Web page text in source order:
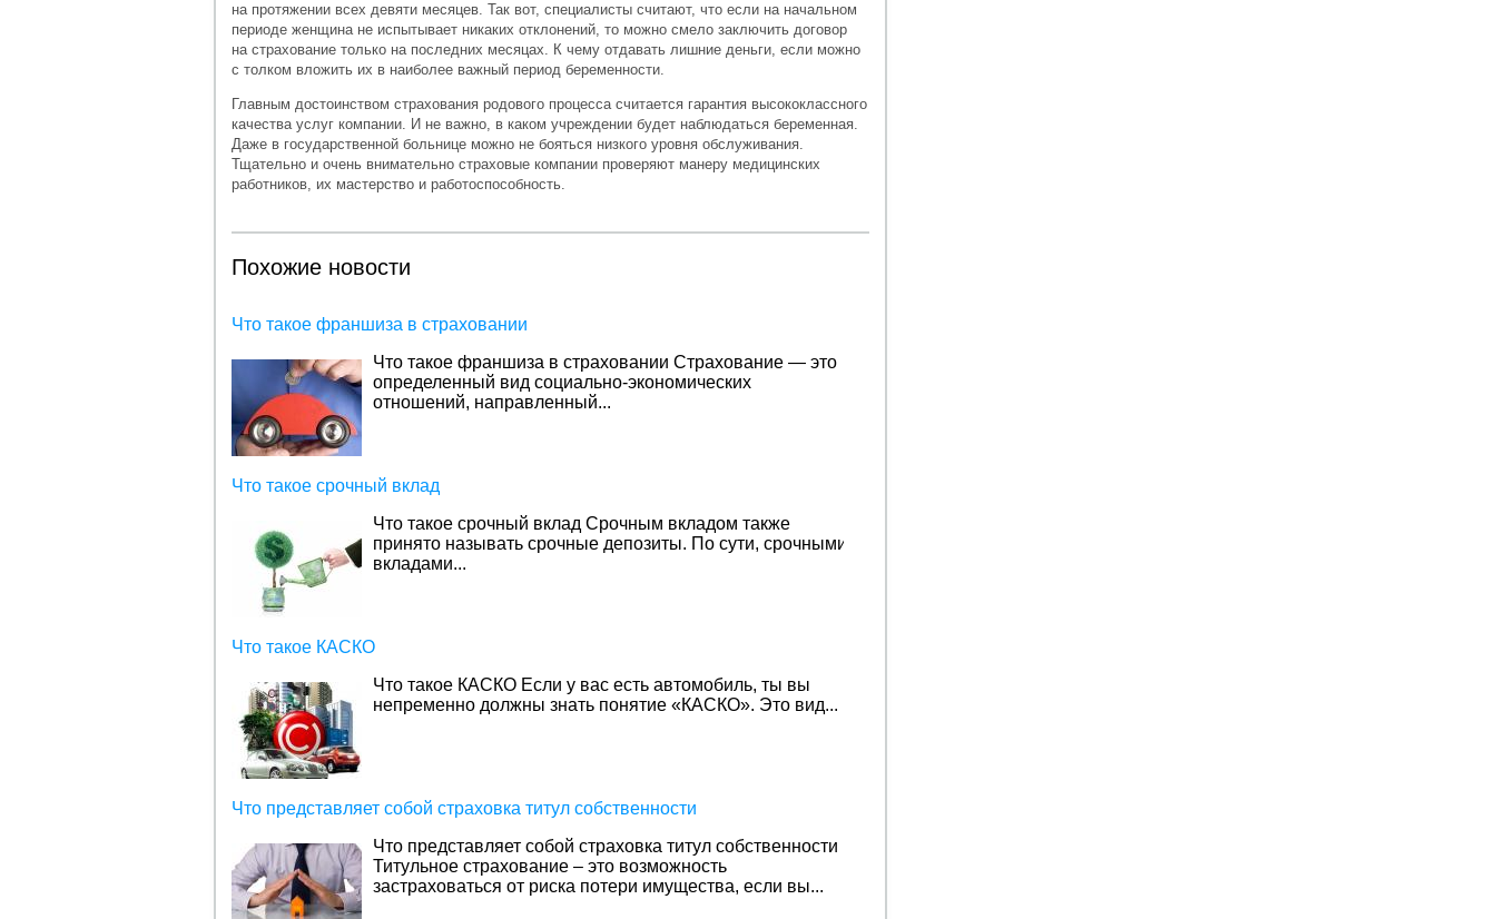
на протяжении всех девяти месяцев. Так вот, специалисты считают, что если на начальном
периоде женщина не испытывает никаких отклонений, то можно смело заключить договор
на страхование только на последних месяцах. К чему отдавать лишние деньги, если можно
с толком вложить их в наиболее важный период беременности.
Главным достоинством страхования родового процесса считается гарантия высококлассного
качества услуг компании. И не важно, в каком учреждении будет наблюдаться беременная.
Даже в государственной больнице можно не бояться низкого уровня обслуживания.
Тщательно и очень внимательно страховые компании проверяют манеру медицинских
работников, их мастерство и работоспособность.
Похожие новости
Что такое франшиза в страховании
Что такое франшиза в страховании Страхование — это
определенный вид социально-экономических
отношений, направленный...
Что такое срочный вклад
Что такое срочный вклад Срочным вкладом также
принято называть срочные депозиты. По сути, срочными
вкладами...
Что такое КАСКО
Что такое КАСКО Если у вас есть автомобиль, ты вы
непременно должны знать понятие «КАСКО». Это вид...
Что представляет собой страховка титул собственности
Что представляет собой страховка титул собственности
Титульное страхование – это возможность
застраховаться от риска потери имущества, если вы...